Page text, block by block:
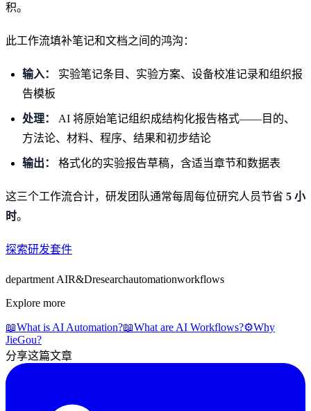
积。
此工作流填补笔记和文档之间的鸿沟：
输入：
实验笔记条目、实验方案、设备校准记录和组织报
告模板
处理：
AI 将原始笔记组织成结构化报告格式——目的、
方法论、材料、程序、结果和初步结论
输出： 格式化的实验报告草稿，含适当章节和数据表
这三个工作流合计，研发团队通常每周每位研究人员节省 5 小
时。
探索研发套件
department AIR&Dresearchautomationworkflows
Explore more
📖What is AI Automation?📖What are AI Workflows?⚙️Why
JieGou?
分享这篇文章